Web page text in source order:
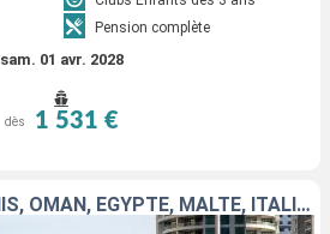
Pension complète
sam. 01 avr. 2028
dès 1 531 €
EMIRATS ARABES UNIS, OMAN, EGYPTE, MALTE, ITALIE, FRANCE